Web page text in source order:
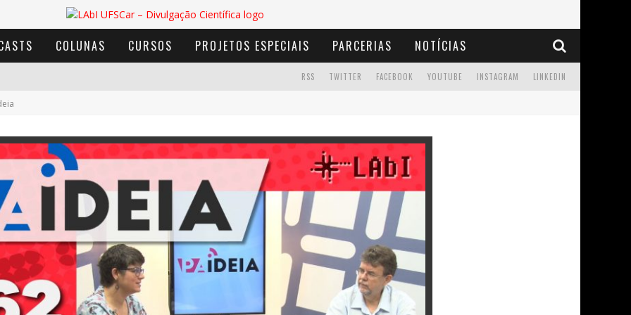
COLUNAS CURSOS PROJETOS ESPECIAIS PARCERIAS NOTÍCIAS
COM OS MOINHOS DE VENTO
LINKEDIN
INSTAGRAM
YOUTUBE
FACEBOOK
TWITTER
RSS